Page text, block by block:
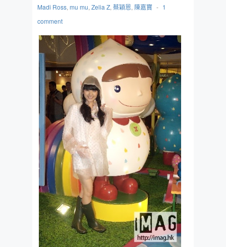
Madi Ross, mu mu, Zelia Z, 蔡穎恩, 陳嘉寶 - 1
comment